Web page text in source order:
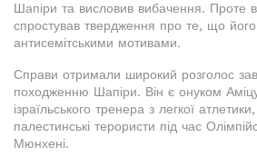
Шапіри та висловив вибачення. Проте
спростував твердження про те, що його
антисемітськими мотивами.
Справи отримали широкий розголос
походженню Шапіри. Він є онуком
ізраїльського тренера з легкої
палестинські терористи під час
Мюнхені.